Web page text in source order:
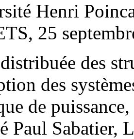
Henri
25
des
des
de
Paul Sabatier,